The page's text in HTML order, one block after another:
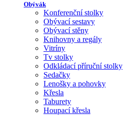
Obývák
Konferenční stolky
Obývací sestavy
Obývací stěny
Knihovny a regály
Vitríny
Tv stolky
Odkládací příruční stolky
Sedačky
Lenošky a pohovky
Křesla
Taburety
Houpací křesla